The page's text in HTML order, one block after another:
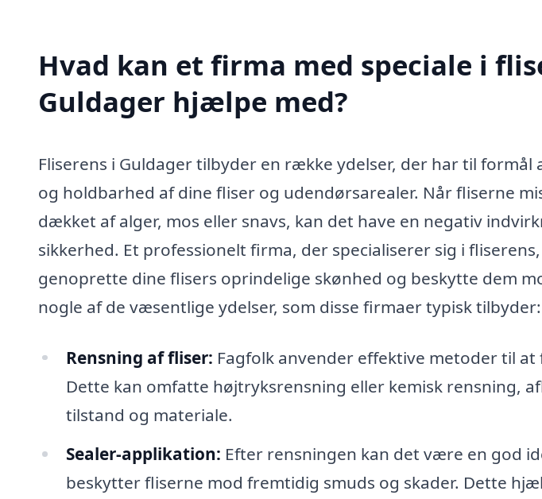
Hvad kan et firma med speciale i
Guldager hjælpe med?
Fliserens i Guldager tilbyder en række ydelser, der har til
og holdbarhed af dine fliser og udendørsarealer. Når fliserne
dækket af alger, mos eller snavs, kan det have en negativ
sikkerhed. Et professionelt firma, der specialiserer sig i
genoprette dine flisers oprindelige skønhed og beskytte dem
nogle af de væsentlige ydelser, som disse firmaer typisk tilbyder:
Rensning af fliser: Fagfolk anvender effektive metoder til at
Dette kan omfatte højtryksrensning eller kemisk rensning,
tilstand og materiale.
Sealer-applikation: Efter rensningen kan det være en god
beskytter fliserne mod fremtidig smuds og skader. Dette